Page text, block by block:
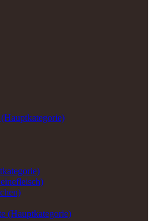
(Hauptkategorie)
(Hauptkategorie)